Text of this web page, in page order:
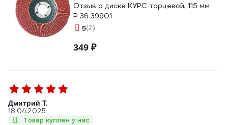
Отзыв о диске КУРС торцевой, 115 мм
P 36 39901
5(2)
349 ₽
Дмитрий Т.
18.04.2025
Товар куплен у нас